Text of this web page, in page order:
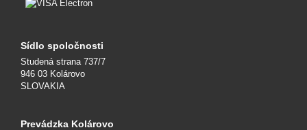
Sídlo spoločnosti
Studená strana 737/7
946 03 Kolárovo
SLOVAKIA
Prevádzka Kolárovo